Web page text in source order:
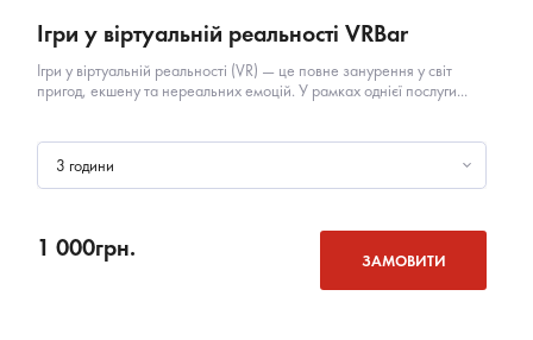
Ігри у віртуальній реальності VRBar
Ігри у віртуальній реальності (VR) — це повне занурення у світ
пригод, екшену та нереальних емоцій. У рамках однієї послуги...
3 години
1 000грн. ЗАМОВИТИ